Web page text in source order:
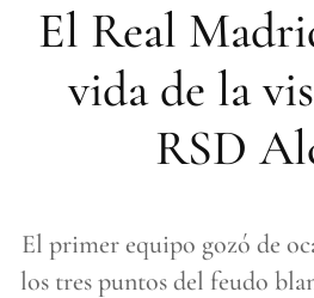
El Real
vida de la
RSD
El primer equipo gozó de
los tres puntos del feudo